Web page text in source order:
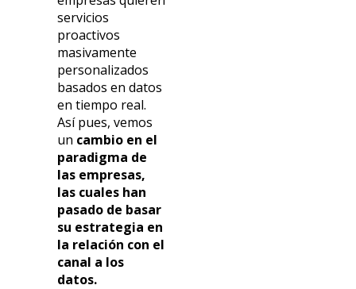
servicios
proactivos
masivamente
personalizados
basados en datos
en tiempo real.
Así pues, vemos
un cambio en el
paradigma de
las empresas,
las cuales han
pasado de basar
su estrategia en
la relación con el
canal a los
datos.